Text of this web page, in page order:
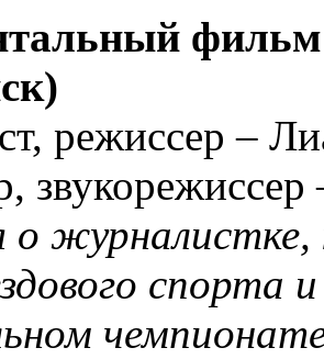
режиссер –
журналистке,
спорта